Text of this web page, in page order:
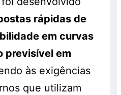
rápidas de
em curvas
previsível em
às exigências
que utilizam